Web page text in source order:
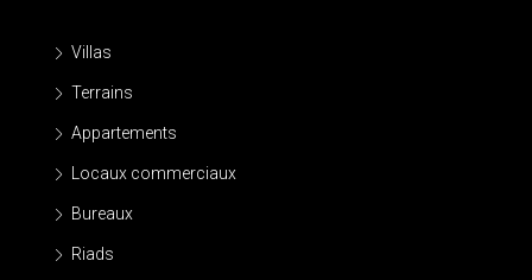
Villas
Terrains
Appartements
Locaux commerciaux
Bureaux
Riads